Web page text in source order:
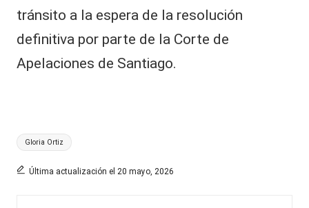
tránsito a la espera de la resolución
definitiva por parte de la Corte de
Apelaciones de Santiago.
Etiquetas:
Gloria Ortiz
Última actualización el 20 mayo, 2026